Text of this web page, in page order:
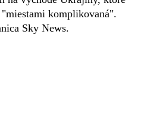
komplikovaná".
Sky News.